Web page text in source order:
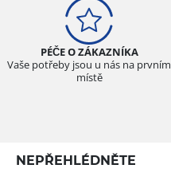
PÉČE O ZÁKAZNÍKA
Vaše potřeby jsou u nás na prvním
místě
NEPŘEHLÉDNĚTE